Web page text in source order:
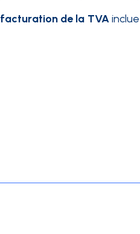
facturation de la TVA